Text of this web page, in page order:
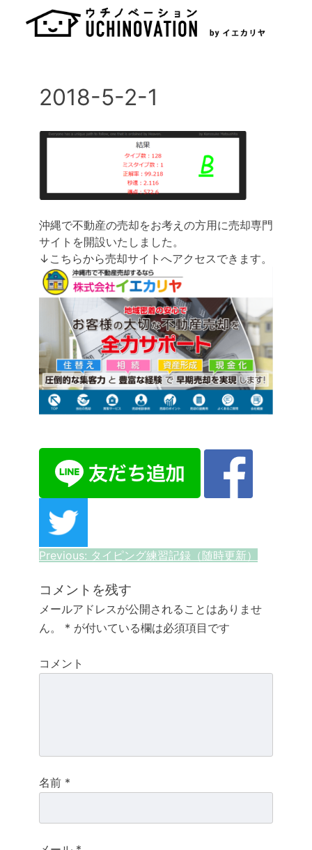
2018-5-2-1
沖縄で不動産の売却をお考えの方用に売却専門
サイトを開設いたしました。
↓こちらから売却サイトへアクセスできます。
投
稿
ナ
ビ
ゲ
ン
Previous: タイピング練習記録（随時更新）
コメントを残す
メールアドレスが公開されることはありませ
ん。
* が付いている欄は必須項目です
コメント
名前 *